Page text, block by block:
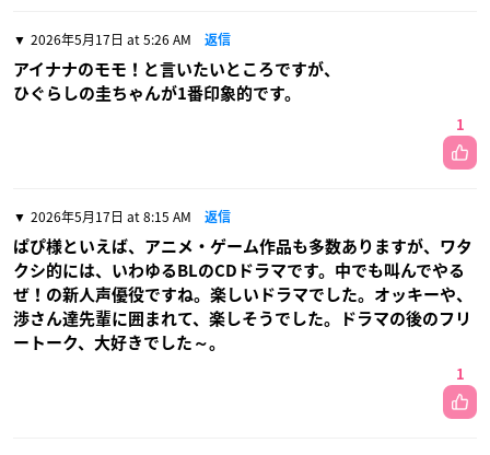
2026年5月17日 at 5:26 AM 返信
アイナナのモモ！と言いたいところですが、
ひぐらしの圭ちゃんが1番印象的です。
1
2026年5月17日 at 8:15 AM 返信
ぱぴ様といえば、アニメ・ゲーム作品も多数ありますが、ワタ
クシ的には、いわゆるBLのCDドラマです。中でも叫んでやる
ぜ！の新人声優役ですね。楽しいドラマでした。オッキーや、
渉さん達先輩に囲まれて、楽しそうでした。ドラマの後のフリ
ートーク、大好きでした～。
1